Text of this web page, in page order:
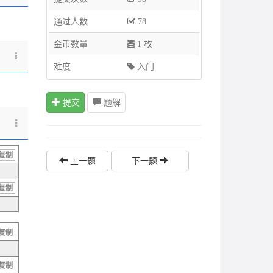
制
制
制
制
通过人数 78
金币数量 1 枚
难度 入门
提交 题解
上一题 下一题